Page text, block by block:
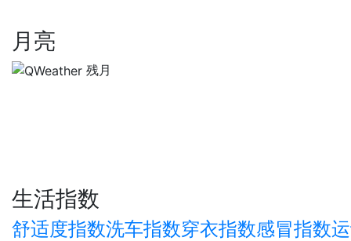
月亮
残月
生活指数
舒适度指数洗车指数穿衣指数感冒指数